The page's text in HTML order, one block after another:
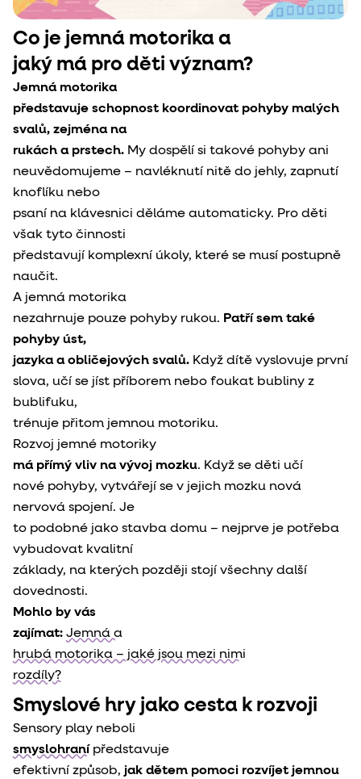
Co je jemná motorika a
jaký má pro děti význam?
Jemná motorika
představuje schopnost koordinovat pohyby malých
svalů, zejména na
rukách a prstech. My dospělí si takové pohyby ani
neuvědomujeme – navléknutí nitě do jehly, zapnutí
knoflíku nebo
psaní na klávesnici děláme automaticky. Pro děti
však tyto činnosti
představují komplexní úkoly, které se musí postupně
naučit.
A jemná motorika
nezahrnuje pouze pohyby rukou. Patří sem také
pohyby úst,
jazyka a obličejových svalů. Když dítě vyslovuje první
slova, učí se jíst příborem nebo foukat bubliny z
bublifuku,
trénuje přitom jemnou motoriku.
má přímý vliv na vývoj mozku. Když se děti učí
nové pohyby, vytvářejí se v jejich mozku nová
nervová spojení. Je
to podobné jako stavba domu – nejprve je potřeba
vybudovat kvalitní
základy, na kterých později stojí všechny další
dovednosti.
Mohlo by vás
zajímat: Jemná a
hrubá motorika – jaké jsou mezi nimi
rozdíly?
Smyslové hry jako cesta k rozvoji
smyslohraní představuje
efektivní způsob, jak dětem pomoci rozvíjet jemnou